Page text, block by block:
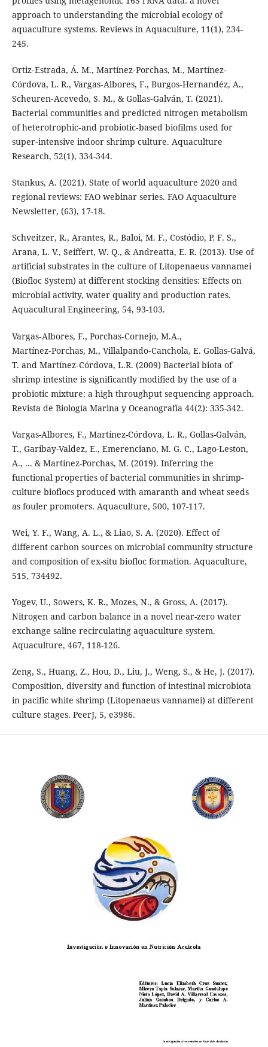
approach to understanding the microbial ecology of
aquaculture systems. Reviews in Aquaculture, 11(1), 234-
245.
Ortiz‐Estrada, Á. M., Martínez‐Porchas, M., Martínez‐
Córdova, L. R., Vargas‐Albores, F., Burgos‐Hernandéz, A.,
Scheuren‐Acevedo, S. M., & Gollas‐Galván, T. (2021).
Bacterial communities and predicted nitrogen metabolism
of heterotrophic‐and probiotic‐based biofilms used for
super‐intensive indoor shrimp culture. Aquaculture
Research, 52(1), 334-344.
Stankus, A. (2021). State of world aquaculture 2020 and
regional reviews: FAO webinar series. FAO Aquaculture
Newsletter, (63), 17-18.
Schveitzer, R., Arantes, R., Baloi, M. F., Costódio, P. F. S.,
Arana, L. V., Seiffert, W. Q., & Andreatta, E. R. (2013). Use of
artificial substrates in the culture of Litopenaeus vannamei
(Biofloc System) at different stocking densities: Effects on
microbial activity, water quality and production rates.
Aquacultural Engineering, 54, 93-103.
Vargas‑Albores, F., Porchas‑Cornejo, M.A.,
Martínez‑Porchas, M., Villalpando‑Canchola, E. Gollas‑Galvá,
T. and Martínez‑Córdova, L.R. (2009) Bacterial biota of
shrimp intestine is significantly modified by the use of a
probiotic mixture: a high throughput sequencing approach.
Revista de Biología Marina y Oceanografía 44(2): 335-342.
Vargas-Albores, F., Martínez-Córdova, L. R., Gollas-Galván,
T., Garibay-Valdez, E., Emerenciano, M. G. C., Lago-Leston,
A., ... & Martínez-Porchas, M. (2019). Inferring the
functional properties of bacterial communities in shrimp-
culture bioflocs produced with amaranth and wheat seeds
as fouler promoters. Aquaculture, 500, 107-117.
Wei, Y. F., Wang, A. L., & Liao, S. A. (2020). Effect of
different carbon sources on microbial community structure
and composition of ex-situ biofloc formation. Aquaculture,
515, 734492.
Yogev, U., Sowers, K. R., Mozes, N., & Gross, A. (2017).
Nitrogen and carbon balance in a novel near-zero water
exchange saline recirculating aquaculture system.
Aquaculture, 467, 118-126.
Zeng, S., Huang, Z., Hou, D., Liu, J., Weng, S., & He, J. (2017).
Composition, diversity and function of intestinal microbiota
in pacific white shrimp (Litopenaeus vannamei) at different
culture stages. PeerJ, 5, e3986.